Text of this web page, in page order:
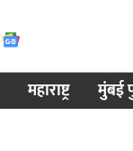
महाराष्ट्र मुंबई